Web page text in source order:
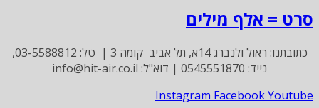
סרט = אלף מילים
כתובתנו: ראול ולנברג 14א, תל אביב קומה 3 | טל: 03-5588812,
נייד: 0545551870 | דוא"ל: info@hit-air.co.il
Instagram FacebookYoutube